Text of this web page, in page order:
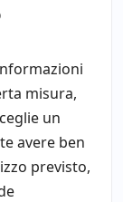
misura,
un
avere ben
previsto,